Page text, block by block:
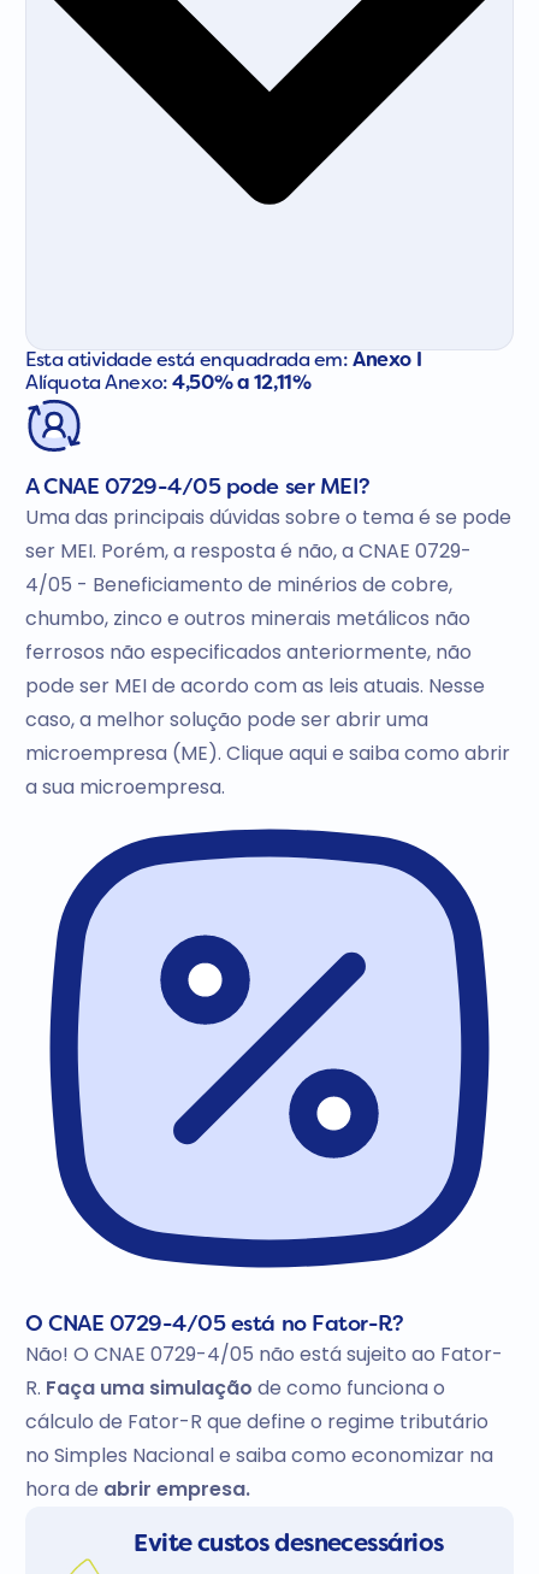
Esta atividade está enquadrada em:Anexo I
Alíquota Anexo:4,50% a 12,11%
A CNAE 0729-4/05 pode ser MEI?
Uma das principais dúvidas sobre o tema é se pode
ser MEI. Porém, a resposta é não, a CNAE 0729-
4/05 - Beneficiamento de minérios de cobre,
chumbo, zinco e outros minerais metálicos não
ferrosos não especificados anteriormente, não
pode ser MEI de acordo com as leis atuais. Nesse
caso, a melhor solução pode ser abrir uma
microempresa (ME). Clique aqui e saiba como abrir
a sua microempresa.
O CNAE 0729-4/05 está no Fator-R?
Não! O CNAE 0729-4/05 não está sujeito ao Fator-
R. Faça uma simulação de como funciona o
cálculo de Fator-R que define o regime tributário
no Simples Nacional e saiba como economizar na
hora de abrir empresa.
Evite custos desnecessários